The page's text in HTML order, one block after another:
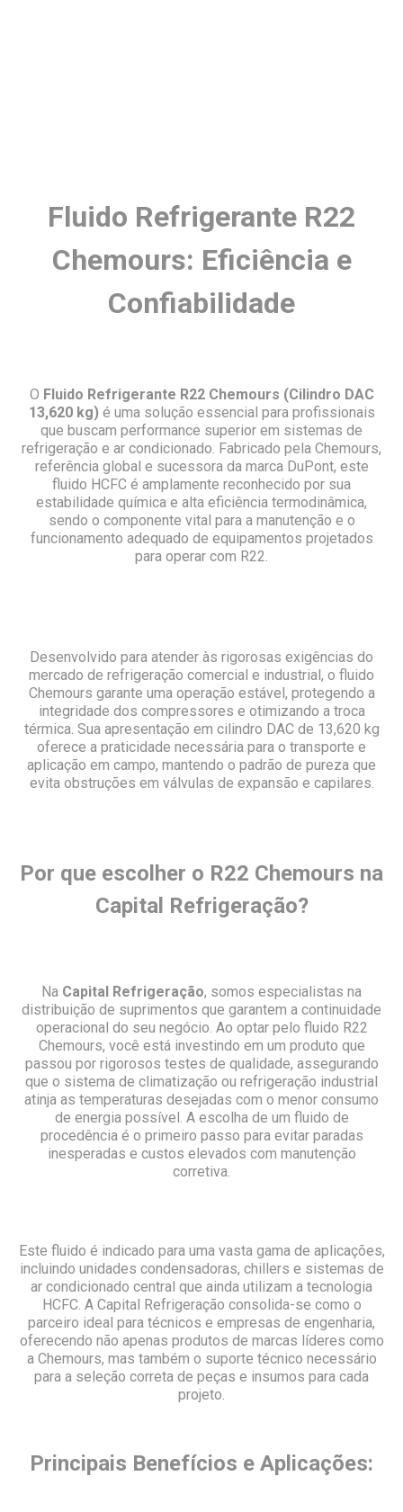
Fluido Refrigerante R22
Chemours: Eficiência e
Confiabilidade
O Fluido Refrigerante R22 Chemours (Cilindro DAC
13,620 kg)é uma solução essencial para profissionais
que buscam performance superior em sistemas de
refrigeração e ar condicionado. Fabricado pela Chemours,
referência global e sucessora da marca DuPont, este
fluido HCFC é amplamente reconhecido por sua
estabilidade química e alta eficiência termodinâmica,
sendo o componente vital para a manutenção e o
funcionamento adequado de equipamentos projetados
para operar com R22.
Desenvolvido para atender às rigorosas exigências do
mercado de refrigeração comercial e industrial, o fluido
Chemours garante uma operação estável, protegendo a
integridade dos compressores e otimizando a troca
térmica. Sua apresentação em cilindro DAC de 13,620 kg
oferece a praticidade necessária para o transporte e
aplicação em campo, mantendo o padrão de pureza que
evita obstruções em válvulas de expansão e capilares.
Por que escolher o R22 Chemours na
Capital Refrigeração?
Na Capital Refrigeração, somos especialistas na
distribuição de suprimentos que garantem a continuidade
operacional do seu negócio. Ao optar pelo fluido R22
Chemours, você está investindo em um produto que
passou por rigorosos testes de qualidade, assegurando
que o sistema de climatização ou refrigeração industrial
atinja as temperaturas desejadas com o menor consumo
de energia possível. A escolha de um fluido de
procedência é o primeiro passo para evitar paradas
inesperadas e custos elevados com manutenção
corretiva.
Este fluido é indicado para uma vasta gama de aplicações,
incluindo unidades condensadoras, chillers e sistemas de
ar condicionado central que ainda utilizam a tecnologia
HCFC. A Capital Refrigeração consolida-se como o
parceiro ideal para técnicos e empresas de engenharia,
oferecendo não apenas produtos de marcas líderes como
a Chemours, mas também o suporte técnico necessário
para a seleção correta de peças e insumos para cada
projeto.
Principais Benefícios e Aplicações: